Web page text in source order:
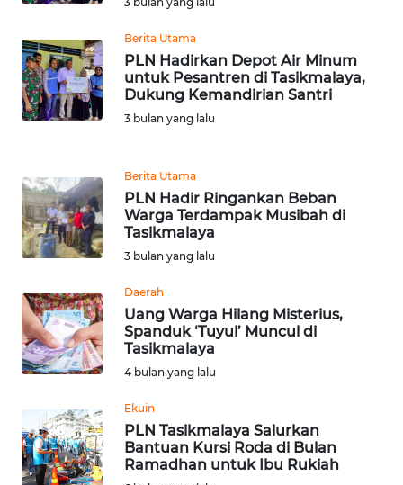
Berita Utama
PLN Hadirkan Depot Air Minum
untuk Pesantren di Tasikmalaya,
Dukung Kemandirian Santri
3 bulan yang lalu
Berita Utama
PLN Hadir Ringankan Beban
Warga Terdampak Musibah di
Tasikmalaya
3 bulan yang lalu
Daerah
Uang Warga Hilang Misterius,
Spanduk ‘Tuyul’ Muncul di
Tasikmalaya
4 bulan yang lalu
Ekuin
PLN Tasikmalaya Salurkan
Bantuan Kursi Roda di Bulan
Ramadhan untuk Ibu Rukiah
WN
WN
JAMBI
WN
NTB
SULTENG
WN
SULBAR
WN
BABEL
WN